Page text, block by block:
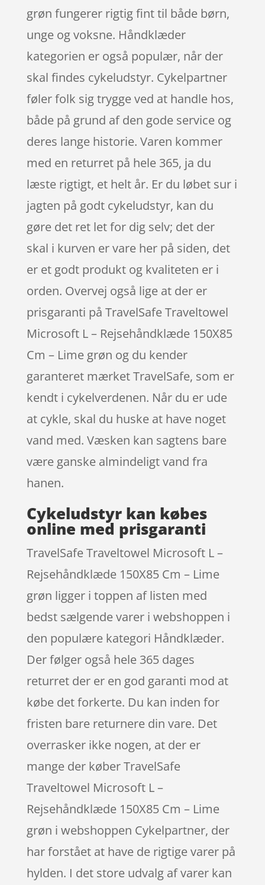
grøn fungerer rigtig fint til både børn,
unge og voksne. Håndklæder
kategorien er også populær, når der
skal findes cykeludstyr. Cykelpartner
føler folk sig trygge ved at handle hos,
både på grund af den gode service og
deres lange historie. Varen kommer
med en returret på hele 365, ja du
læste rigtigt, et helt år. Er du løbet sur i
jagten på godt cykeludstyr, kan du
gøre det ret let for dig selv; det der
skal i kurven er vare her på siden, det
er et godt produkt og kvaliteten er i
orden. Overvej også lige at der er
prisgaranti på TravelSafe Traveltowel
Microsoft L – Rejsehåndklæde 150X85
Cm – Lime grøn og du kender
garanteret mærket TravelSafe, som er
kendt i cykelverdenen. Når du er ude
at cykle, skal du huske at have noget
vand med. Væsken kan sagtens bare
være ganske almindeligt vand fra
hanen.
Cykeludstyr kan købes
online med prisgaranti
TravelSafe Traveltowel Microsoft L –
Rejsehåndklæde 150X85 Cm – Lime
grøn ligger i toppen af listen med
bedst sælgende varer i webshoppen i
den populære kategori Håndklæder.
Der følger også hele 365 dages
returret der er en god garanti mod at
købe det forkerte. Du kan inden for
fristen bare returnere din vare. Det
overrasker ikke nogen, at der er
mange der køber TravelSafe
Traveltowel Microsoft L –
Rejsehåndklæde 150X85 Cm – Lime
grøn i webshoppen Cykelpartner, der
har forstået at have de rigtige varer på
hylden. I det store udvalg af varer kan